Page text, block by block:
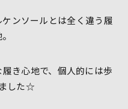
ンソールとは全く違う履
き心地で、個人的には歩
した☆